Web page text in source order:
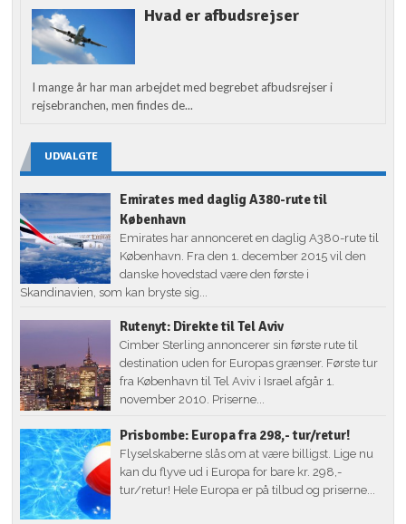
Hvad er afbudsrejser
I mange år har man arbejdet med begrebet afbudsrejser i
rejsebranchen, men findes de...
UDVALGTE
Emirates med daglig A380-rute til
København
Emirates har annonceret en daglig A380-rute til
København. Fra den 1. december 2015 vil den
danske hovedstad være den første i
Skandinavien, som kan bryste sig...
Rutenyt: Direkte til Tel Aviv
Cimber Sterling annoncerer sin første rute til
destination uden for Europas grænser. Første tur
fra København til Tel Aviv i Israel afgår 1.
november 2010. Priserne...
Prisbombe: Europa fra 298,- tur/retur!
Flyselskaberne slås om at være billigst. Lige nu
kan du flyve ud i Europa for bare kr. 298,-
tur/retur! Hele Europa er på tilbud og priserne...